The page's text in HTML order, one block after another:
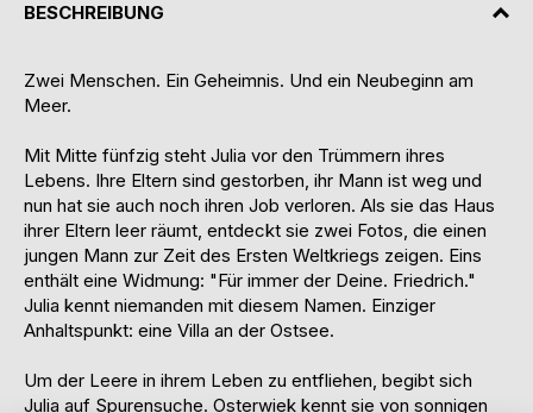
BESCHREIBUNG
Zwei Menschen. Ein Geheimnis. Und ein Neubeginn am
Meer.
Mit Mitte fünfzig steht Julia vor den Trümmern ihres
Lebens. Ihre Eltern sind gestorben, ihr Mann ist weg und
nun hat sie auch noch ihren Job verloren. Als sie das Haus
ihrer Eltern leer räumt, entdeckt sie zwei Fotos, die einen
jungen Mann zur Zeit des Ersten Weltkriegs zeigen. Eins
enthält eine Widmung: "Für immer der Deine. Friedrich."
Julia kennt niemanden mit diesem Namen. Einziger
Anhaltspunkt: eine Villa an der Ostsee.
Um der Leere in ihrem Leben zu entfliehen, begibt sich
Julia auf Spurensuche. Osterwiek kennt sie von sonnigen